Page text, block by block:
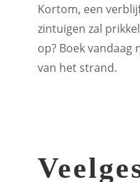
Kortom, een
zintuigen zal
op? Boek
van het strand.